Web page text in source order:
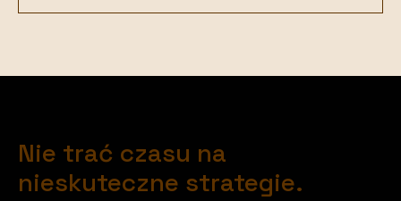
Nie trać czasu na
nieskuteczne strategie.